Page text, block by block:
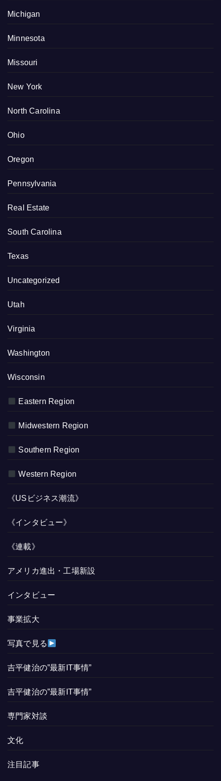
Michigan
Minnesota
Missouri
New York
North Carolina
Ohio
Oregon
Pennsylvania
Real Estate
South Carolina
Texas
Uncategorized
Utah
Virginia
Washington
Wisconsin
Eastern Region
Midwestern Region
Southern Region
Western Region
《USビジネス潮流》
《インタビュー》
《連載》
アメリカ進出・工場新設
インタビュー
事業拡大
写真で見る
吉平健治の”最新IT事情”
吉平健治の”最新IT事情”
専門家対談
文化
注目記事